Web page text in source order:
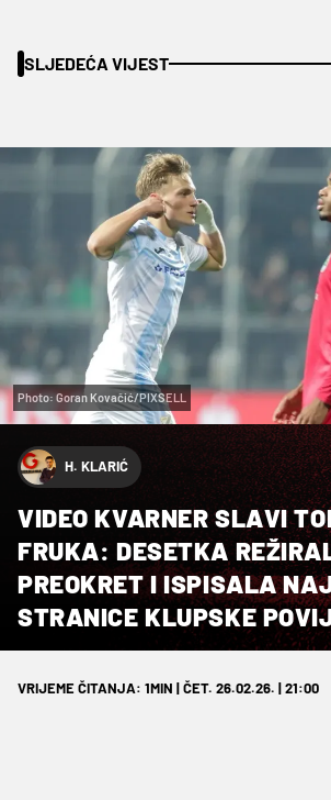
SLJEDEĆA VIJEST
Photo: Goran Kovačić/PIXSELL
H. KLARIĆ
VIDEO KVARNER SLAVI
FRUKA: DESETKA
PREOKRET I ISPISALA
STRANICE KLUPSKE
VRIJEME ČITANJA: 1MIN | ČET. 26.02.26. | 21:00